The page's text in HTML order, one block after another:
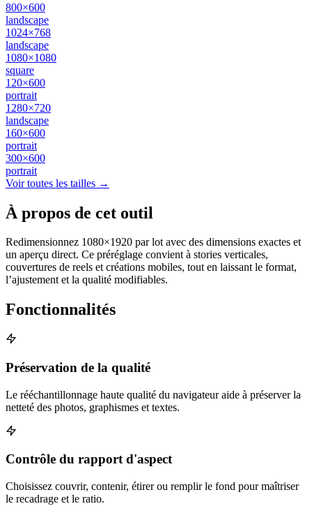
800×600
landscape
1024×768
landscape
1080×1080
square
120×600
portrait
1280×720
landscape
160×600
portrait
300×600
portrait
Voir toutes les tailles →
À propos de cet outil
Redimensionnez 1080×1920 par lot avec des dimensions exactes et
un aperçu direct. Ce préréglage convient à stories verticales,
couvertures de reels et créations mobiles, tout en laissant le format,
l’ajustement et la qualité modifiables.
Fonctionnalités
Préservation de la qualité
Le rééchantillonnage haute qualité du navigateur aide à préserver la
netteté des photos, graphismes et textes.
Contrôle du rapport d'aspect
Choisissez couvrir, contenir, étirer ou remplir le fond pour maîtriser
le recadrage et le ratio.